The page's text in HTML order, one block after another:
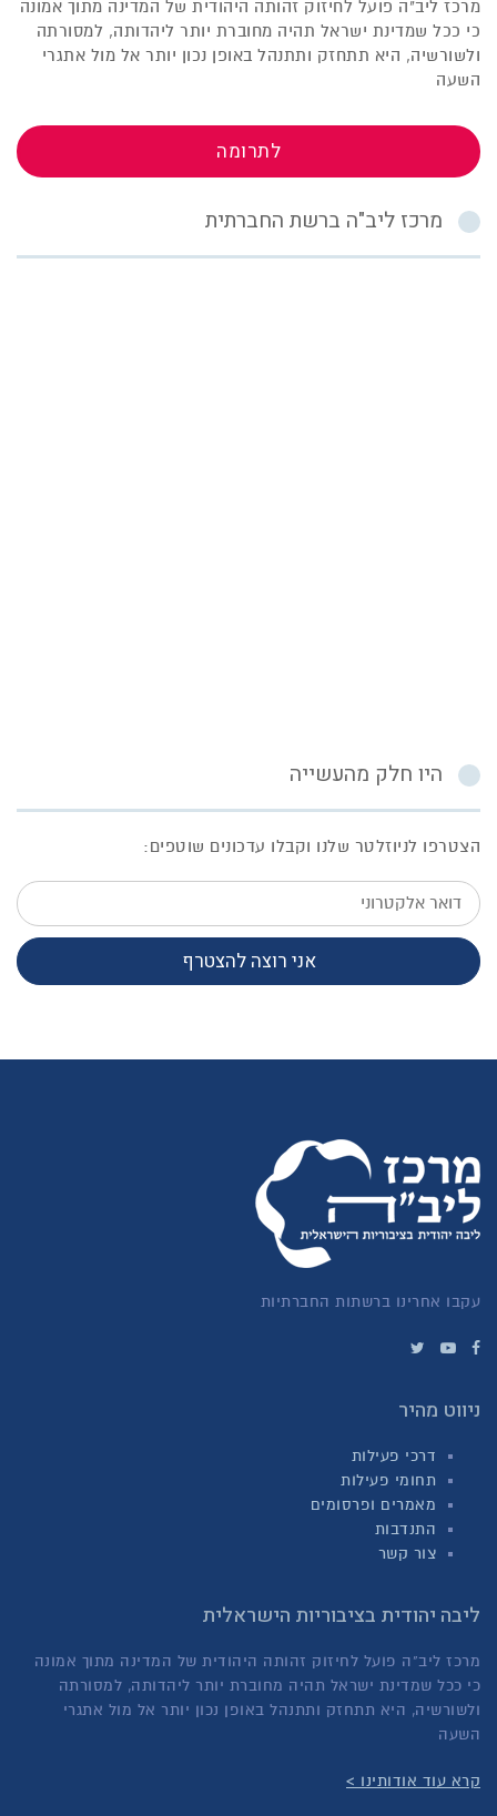
מרכז ליב"ה פועל לחיזוק זהותה היהודית של המדינה מתוך אמונה
כי ככל שמדינת ישראל תהיה מחוברת יותר ליהדותה, למסורתה
ולשורשיה, היא תתחזק ותתנהל באופן נכון יותר אל מול אתגרי
השעה
לתרומה
מרכז ליב"ה ברשת החברתית
היו חלק מהעשייה
הצטרפו לניוזלטר שלנו וקבלו עדכונים שוטפים:
דואר
אלקטרוני
אני רוצה להצטרף
עקבו אחרינו ברשתות החברתיות
ניווט מהיר
דרכי פעילות
תחומי פעילות
מאמרים ופרסומים
התנדבות
צור קשר
ליבה יהודית בציבוריות הישראלית
מרכז ליב"ה פועל לחיזוק זהותה היהודית של המדינה מתוך אמונה
כי ככל שמדינת ישראל תהיה מחוברת יותר ליהדותה, למסורתה
ולשורשיה, היא תתחזק ותתנהל באופן נכון יותר אל מול אתגרי
השעה
קרא עוד אודותינו >